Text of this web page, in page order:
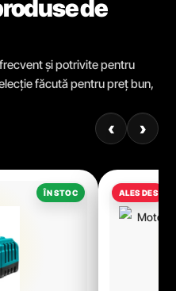
de
și potrivite pentru
făcută pentru preț bun,
‹ ›